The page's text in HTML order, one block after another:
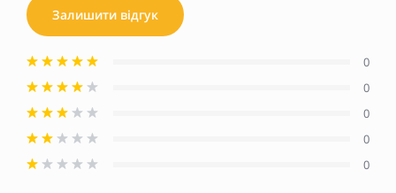
Залишити відгук
0
0
0
0
0